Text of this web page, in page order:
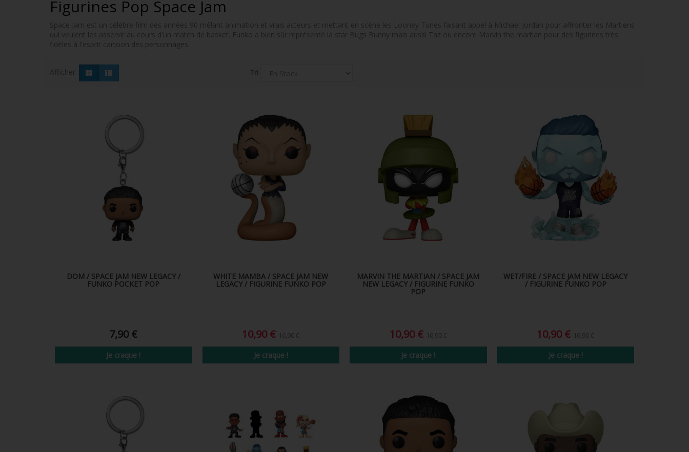
Figurines Pop Space Jam
Space Jam est un célèbre film des années 90 mêlant animation et vrais acteurs et mettant en scène les Looney Tunes faisant appel à Michael Jordan pour affronter les Martiens
qui veulent les asservir au cours d'un match de basket. Funko a bien sûr représenté la star Bugs Bunny mais aussi Taz ou encore Marvin the martian pour des figurines très
fidèles à l'esprit cartoon des personnages.
DOM / SPACE JAM NEW LEGACY /
FUNKO POCKET POP
7,90 €
Je craque !
WHITE MAMBA / SPACE JAM NEW
LEGACY / FIGURINE FUNKO POP
10,90 € 16,90 €
Je craque !
MARVIN THE MARTIAN / SPACE JAM
NEW LEGACY / FIGURINE FUNKO
POP
10,90 € 16,90 €
Je craque !
WET/FIRE / SPACE JAM NEW LEGACY
/ FIGURINE FUNKO POP
10,90 € 16,90 €
Je craque !